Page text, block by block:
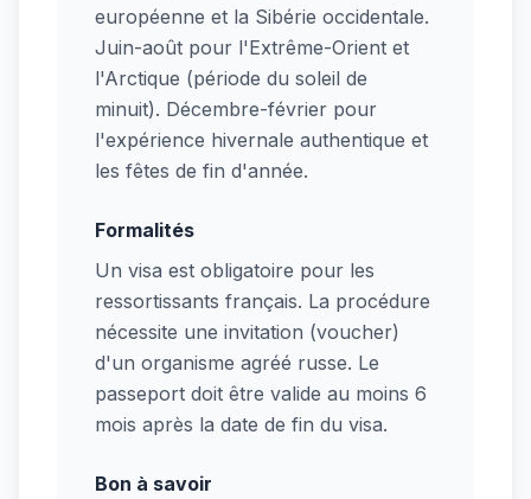
européenne et la Sibérie occidentale.
Juin-août pour l'Extrême-Orient et
l'Arctique (période du soleil de
minuit). Décembre-février pour
l'expérience hivernale authentique et
les fêtes de fin d'année.
Formalités
Un visa est obligatoire pour les
ressortissants français. La procédure
nécessite une invitation (voucher)
d'un organisme agréé russe. Le
passeport doit être valide au moins 6
mois après la date de fin du visa.
Bon à savoir